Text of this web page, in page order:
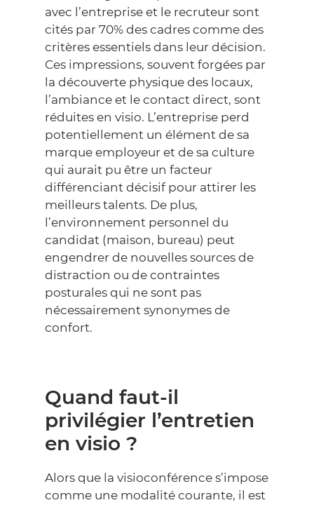
avec l’entreprise et le recruteur sont
cités par 70% des cadres comme des
critères essentiels dans leur décision.
Ces impressions, souvent forgées par
la découverte physique des locaux,
l’ambiance et le contact direct, sont
réduites en visio. L’entreprise perd
potentiellement un élément de sa
marque employeur et de sa culture
qui aurait pu être un facteur
différenciant décisif pour attirer les
meilleurs talents. De plus,
l’environnement personnel du
candidat (maison, bureau) peut
engendrer de nouvelles sources de
distraction ou de contraintes
posturales qui ne sont pas
nécessairement synonymes de
confort.
Quand faut-il
privilégier l’entretien
en visio ?
Alors que la visioconférence s’impose
comme une modalité courante, il est